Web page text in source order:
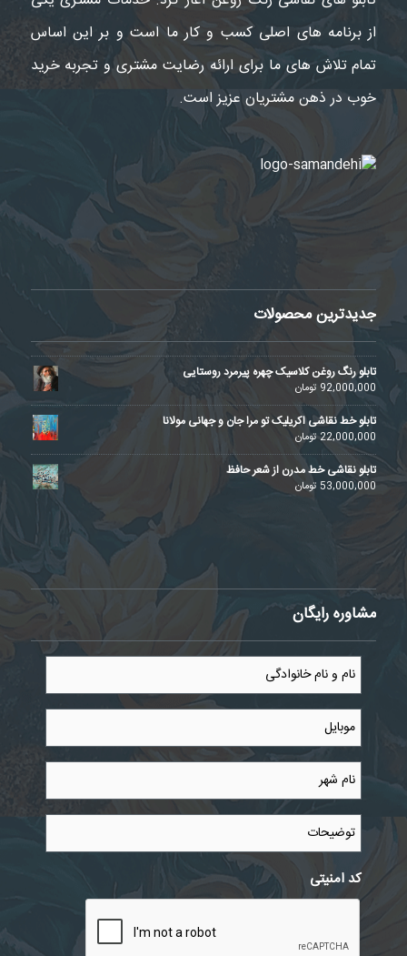
از برنامه های اصلی کسب و کار ما است و بر این اساس
تمام تلاش های ما برای ارائه رضایت مشتری و تجربه خرید
خوب در ذهن مشتریان عزیز است.
جدیدترین محصولات
تابلو رنگ روغن کلاسیک چهره پیرمرد روستایی
92,000,000 تومان
تابلو خط نقاشی اکریلیک تو مرا جان و جهانی مولانا
22,000,000تومان
تابلو نقاشی خط مدرن از شعر حافظ
53,000,000 تومان
مشاوره رایگان
نام
نام
خانوادگی
موبایل
نام
شهر *
توضیحات
کد امنیتی